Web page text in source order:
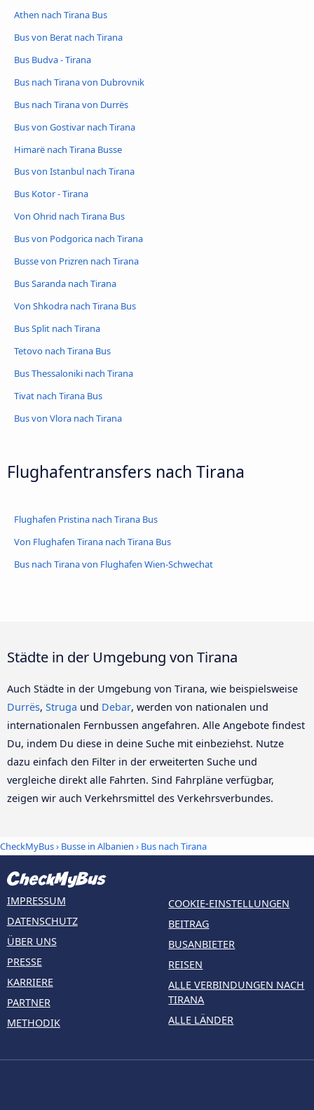
Athen nach Tirana Bus
Bus von Berat nach Tirana
Bus Budva - Tirana
Bus nach Tirana von Dubrovnik
Bus nach Tirana von Durrës
Bus von Gostivar nach Tirana
Himarë nach Tirana Busse
Bus von Istanbul nach Tirana
Bus Kotor - Tirana
Von Ohrid nach Tirana Bus
Bus von Podgorica nach Tirana
Busse von Prizren nach Tirana
Bus Saranda nach Tirana
Von Shkodra nach Tirana Bus
Bus Split nach Tirana
Tetovo nach Tirana Bus
Bus Thessaloniki nach Tirana
Tivat nach Tirana Bus
Bus von Vlora nach Tirana
Flughafentransfers nach Tirana
Flughafen Pristina nach Tirana Bus
Von Flughafen Tirana nach Tirana Bus
Bus nach Tirana von Flughafen Wien-Schwechat
Städte in der Umgebung von Tirana
Auch Städte in der Umgebung von Tirana, wie beispielsweise
Durrës, Struga und Debar, werden von nationalen und
internationalen Fernbussen angefahren. Alle Angebote findest
Du, indem Du diese in deine Suche mit einbeziehst. Nutze
dazu einfach den Filter in der erweiterten Suche und
vergleiche direkt alle Fahrten. Sind Fahrpläne verfügbar,
zeigen wir auch Verkehrsmittel des Verkehrsverbundes.
CheckMyBus› Busse in Albanien › Bus nach Tirana
IMPRESSUM
DATENSCHUTZ
ÜBER UNS
PRESSE
KARRIERE
PARTNER
METHODIK
COOKIE-EINSTELLUNGEN
BEITRAG
BUSANBIETER
REISEN
ALLE VERBINDUNGEN NACH
TIRANA
ALLE LÄNDER